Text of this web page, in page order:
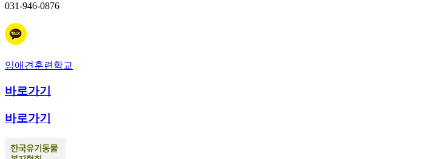
031-946-0876
임애견훈련학교
바로가기
바로가기